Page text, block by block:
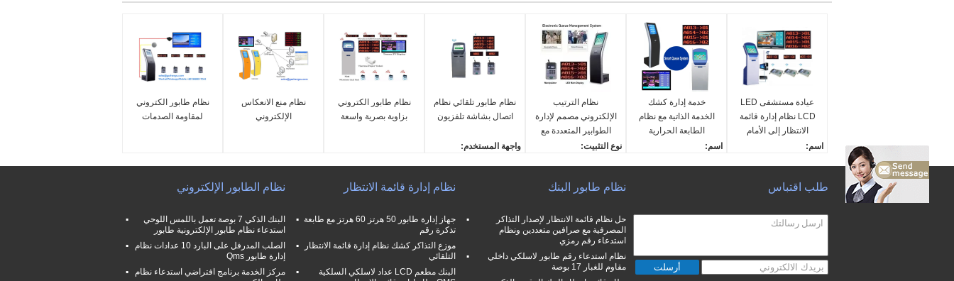
نظام طابور الكتروني
لمقاومة الصدمات
نظام منع الانعكاس
الإلكتروني
نظام طابور الكتروني
بزاوية بصرية واسعة
نظام طابور تلقائي نظام
اتصال بشاشة تلفزيون
واجهة المستخدم:
الإنجليزية والعربية الخ
شاشات LED/LCD
طابعة:
طابعة حرارية 80 ملم مع قا
طع آلي
نظام الترتيب
الإلكتروني مصمم لإدارة
الطوابير المتعددة مع
إصدار التذاكر المجدولة
نوع التثبيت:
الاستخدام:
واجهة المستخدم:
كيوسكات الشاشة اللمسي
ة
طابعة:
طابعة حرارية 80 ملم
خدمة إدارة كشك
الخدمة الذاتية مع نظام
الطابعة الحرارية
اسم:
ت المدعومة
تذاكر الانتظار الذكية
مادة:
عيادة مستشفى LED
LCD نظام إدارة قائمة
الانتظار إلى الأمام
اسم:
الإنجليزية/العربية/الفرنسي
ت المدعومة
مادة:
شاشة تعمل باللمس:
لوحة IR Touch
نظام الطابور الإلكتروني
البنك الذكي 7 بوصة تعمل باللمس اللوحي
استدعاء نظام طابور الإلكترونية طابور
الصلب المدرفل على البارد 10 عدادات نظام
إدارة طابور Qms
مركز الخدمة برنامج افتراضي استدعاء نظام
نظام إدارة قائمة الانتظار
جهاز إدارة طابور 50 هرتز 60 هرتز مع طابعة
تذكرة رقم
موزع التذاكر كشك نظام إدارة قائمة الانتظار
التلقائي
البنك مطعم LCD عداد لاسلكي السلكية
نظام طابور البنك
حل نظام قائمة الانتظار لإصدار التذاكر
المصرفية مع صرافين متعددين ونظام
استدعاء رقم رمزي
نظام استدعاء رقم طابور لاسلكي داخلي
مقاوم للغبار 17 بوصة
طلب اقتباس
أرسلت